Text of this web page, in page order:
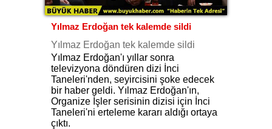
Yılmaz Erdoğan tek kalemde sildi
Yılmaz Erdoğan tek kalemde sildi
Yılmaz Erdoğan'ı yıllar sonra
televizyona döndüren dizi İnci
Taneleri'nden, seyircisini şoke edecek
bir haber geldi. Yılmaz Erdoğan'ın,
Organize İşler serisinin dizisi için İnci
Taneleri'ni erteleme kararı aldığı ortaya
çıktı.